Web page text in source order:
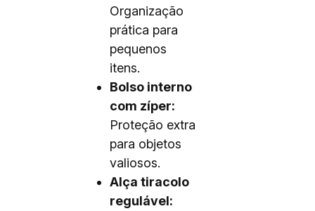
Organização
prática para
pequenos
itens.
Bolso interno
com zíper:
Proteção extra
para objetos
valiosos.
Alça tiracolo
regulável: